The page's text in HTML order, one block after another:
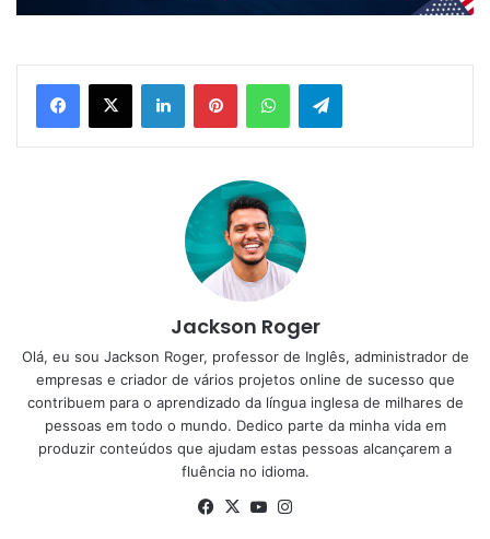
LinkedinPinterestWhatsAppTelegram
Jackson Roger
Olá, eu sou Jackson Roger, professor de Inglês, administrador de
empresas e criador de vários projetos online de sucesso que
contribuem para o aprendizado da língua inglesa de milhares de
pessoas em todo o mundo. Dedico parte da minha vida em
produzir conteúdos que ajudam estas pessoas alcançarem a
fluência no idioma.
Facebook
X YouTube